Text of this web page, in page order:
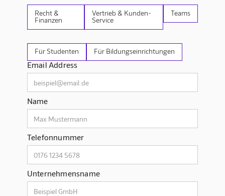
Recht &
Finanzen
Vertrieb & Kunden-
Service
Teams
Für Studenten Für Bildungseinrichtungen
Email Address
Name
Telefonnummer
Unternehmensname